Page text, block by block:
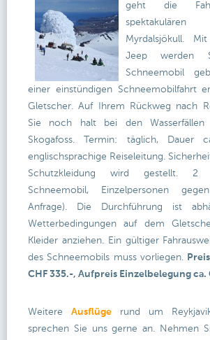
geht die
Myrdalsjökull.
Jeep werden
Schneemobil
einer einstündigen Schneemobilfahrt
Gletscher. Auf Ihrem Rückweg nach
Sie noch halt bei den Wasserfällen
Skogafoss. Termin: täglich, Dauer
englischsprachige Reiseleitung.
Schutzkleidung wird gestellt. 2
Schneemobil, Einzelpersonen
Anfrage). Die Durchführung ist
Wetterbedingungen auf dem
Kleider anziehen. Ein gültiger
des Schneemobils muss vorliegen.
CHF 335.-, Aufpreis Einzelbelegung ca.
Weitere Ausflüge rund um
sprechen Sie uns gerne an. Nehmen